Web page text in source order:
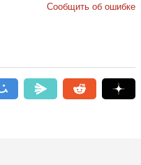
Сообщить об ошибке